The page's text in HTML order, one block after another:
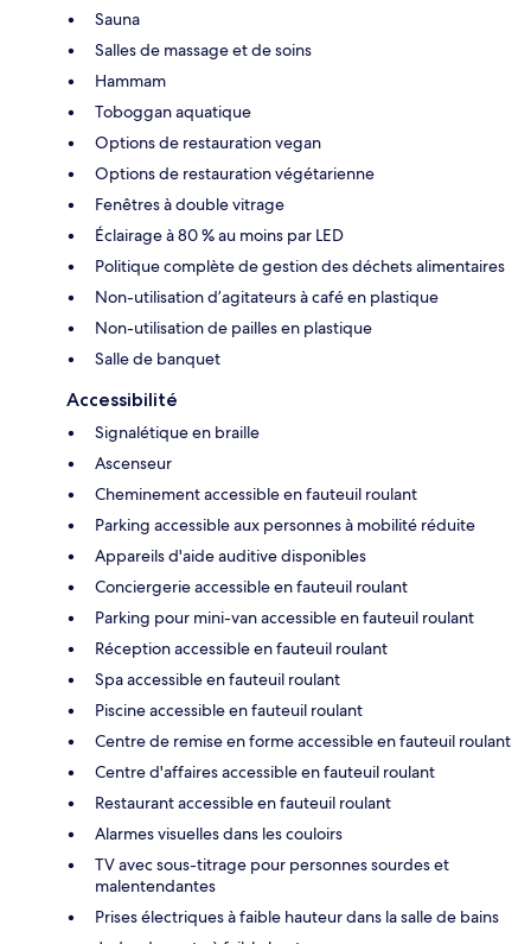
Sauna
Salles de massage et de soins
Hammam
Toboggan aquatique
Options de restauration vegan
Options de restauration végétarienne
Fenêtres à double vitrage
Éclairage à 80 % au moins par LED
Politique complète de gestion des déchets alimentaires
Non-utilisation d’agitateurs à café en plastique
Non-utilisation de pailles en plastique
Salle de banquet
Accessibilité
Signalétique en braille
Ascenseur
Cheminement accessible en fauteuil roulant
Parking accessible aux personnes à mobilité réduite
Appareils d'aide auditive disponibles
Conciergerie accessible en fauteuil roulant
Parking pour mini-van accessible en fauteuil roulant
Réception accessible en fauteuil roulant
Spa accessible en fauteuil roulant
Piscine accessible en fauteuil roulant
Centre de remise en forme accessible en fauteuil roulant
Centre d'affaires accessible en fauteuil roulant
Restaurant accessible en fauteuil roulant
Alarmes visuelles dans les couloirs
TV avec sous-titrage pour personnes sourdes et
malentendantes
Prises électriques à faible hauteur dans la salle de bains